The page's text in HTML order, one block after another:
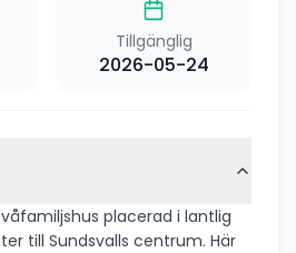
Tillgänglig
2026-05-24
placerad i lantlig
till Sundsvalls centrum. Här